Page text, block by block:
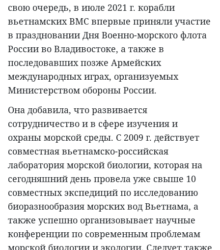
свою очередь, в июле 2021 г. корабли
вьетнамских ВМС впервые приняли участие
в праздновании Дня Военно-морского флота
России во Владивостоке, а также в
последовавших позже Армейских
международных играх, организуемых
Министерством обороны России.
Она добавила, что развивается
сотрудничество и в сфере изучения и
охраны морской среды. С 2009 г. действует
совместная вьетнамско-российская
лаборатория морской биологии, которая на
сегодняшний день провела уже свыше 10
совместных экспедиций по исследованию
биоразнообразия морских вод Вьетнама, а
также успешно организовывает научные
конференции по современным проблемам
морской биологии и экологии. Следует также